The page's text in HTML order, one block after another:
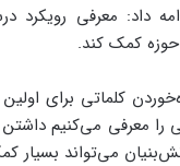
داد: معرفی رویکرد
حوزه کمک کند.
کلماتی برای
را معرفی می‌کنیم داشتن
می‌تواند بسیار